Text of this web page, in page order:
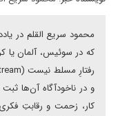
محمود سریع القلم در
که در سوئیس، آلمان یا
و در ناخودآگاه آن‌ها
کار، زحمت و رقابتِ